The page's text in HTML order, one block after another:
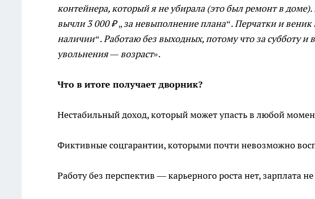
контейнера, который я не убирала (это был ремонт в
вычли 3 000 ₽ „за невыполнение плана“. Перчатки и
наличии“. Работаю без выходных, потому что за субботу и
увольнения — возраст».
Что в итоге получает дворник?
Нестабильный доход, который может упасть в любой
Фиктивные соцгарантии, которыми почти невозможно
Работу без перспектив — карьерного роста нет, зарплата